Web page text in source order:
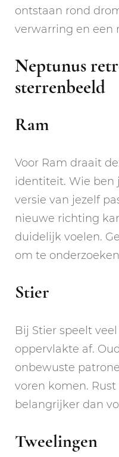
ontstaan rond
verwarring en een
Neptunus
sterrenbeeld
Ram
Voor Ram draait
identiteit. Wie ben
versie van jezelf
nieuwe richting
duidelijk voelen.
om te
Stier
Bij Stier speelt
oppervlakte af.
onbewuste
voren komen.
belangrijker dan
Tweelingen